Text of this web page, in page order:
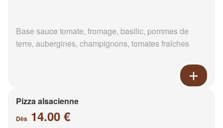
Base sauce tomate, fromage, basilic, pommes de
terre, aubergines, champignons, tomates fraîches
Pizza alsacienne
Dès 14.00 €